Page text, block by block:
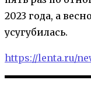
2023 года, а
усугубилась.
https://lenta.ru/